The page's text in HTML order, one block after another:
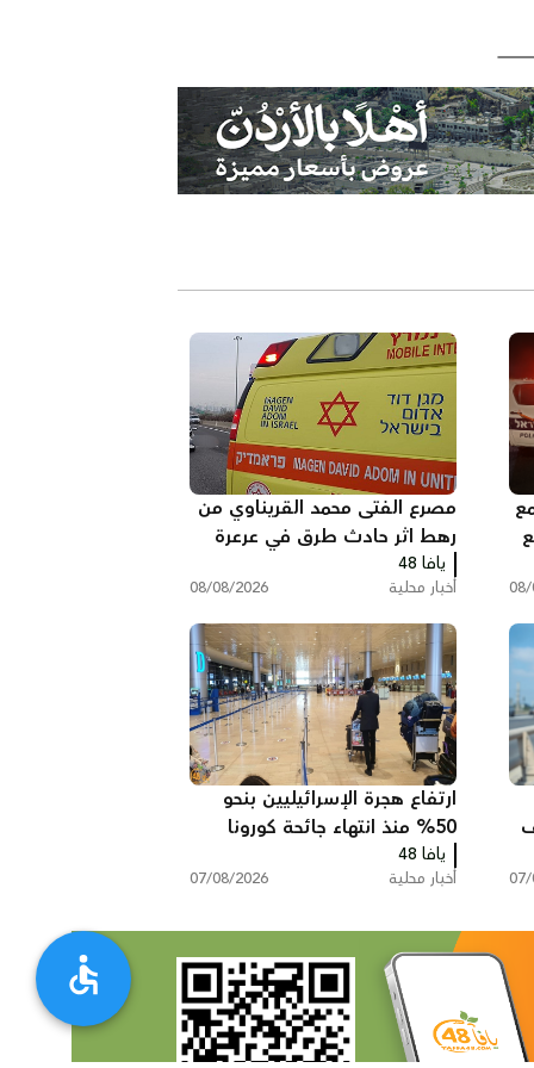
مصرع الفتى محمد القريناوي من
رهط اثر حادث طرق في عرعرة
النقب
يافا 48
أخبار محلية 08/08/2026
ارتفاع هجرة الإسرائيليين بنحو
50% منذ انتهاء جائحة كورونا
وخسائر ضريبية بمليارات
الشواكل
يافا 48
أخبار محلية 07/08/2026